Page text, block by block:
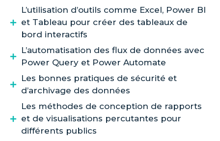
L’utilisation d’outils comme Excel, Power BI
et Tableau pour créer des tableaux de
bord interactifs
L’automatisation des flux de données avec
Power Query et Power Automate
Les bonnes pratiques de sécurité et
d’archivage des données
Les méthodes de conception de rapports
et de visualisations percutantes pour
différents publics